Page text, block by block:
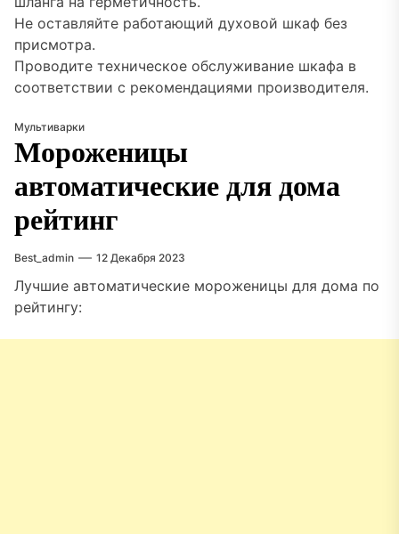
Не оставляйте работающий духовой шкаф без
присмотра.
Проводите техническое обслуживание шкафа в
соответствии с рекомендациями производителя.
Мультиварки
Мороженицы
автоматические для дома
рейтинг
Best_admin 12 Декабря 2023
Лучшие автоматические мороженицы для дома по
рейтингу: